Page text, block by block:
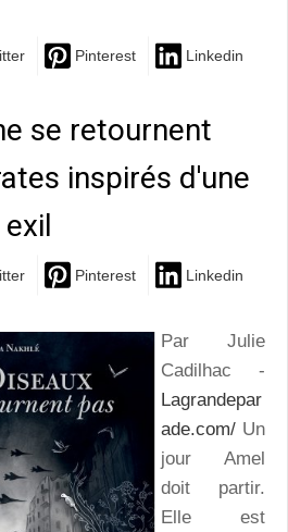
Pinterest Linkedin
se retournent
inspirés d'une
Pinterest Linkedin
Par Julie
Cadilhac -
Lagrandepar
ade.com/ Un
jour Amel
doit partir.
Elle est